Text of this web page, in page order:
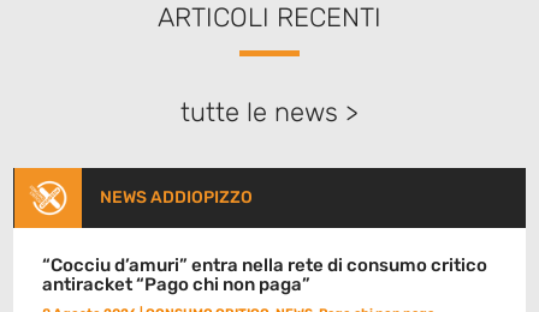
ARTICOLI RECENTI
tutte le news >
NEWS ADDIOPIZZO
“Cocciu d’amuri” entra nella rete di consumo critico
antiracket “Pago chi non paga”